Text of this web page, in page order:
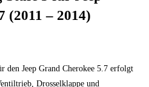
(2011 – 2014)
den Jeep Grand Cherokee 5.7 erfolgt
Drosselklappe und